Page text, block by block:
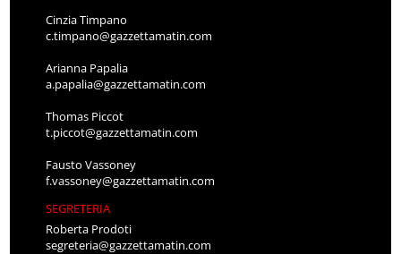
Cinzia Timpano
c.timpano@gazzettamatin.com
Arianna Papalia
a.papalia@gazzettamatin.com
Thomas Piccot
t.piccot@gazzettamatin.com
Fausto Vassoney
f.vassoney@gazzettamatin.com
SEGRETERIA
Roberta Prodoti
segreteria@gazzettamatin.com